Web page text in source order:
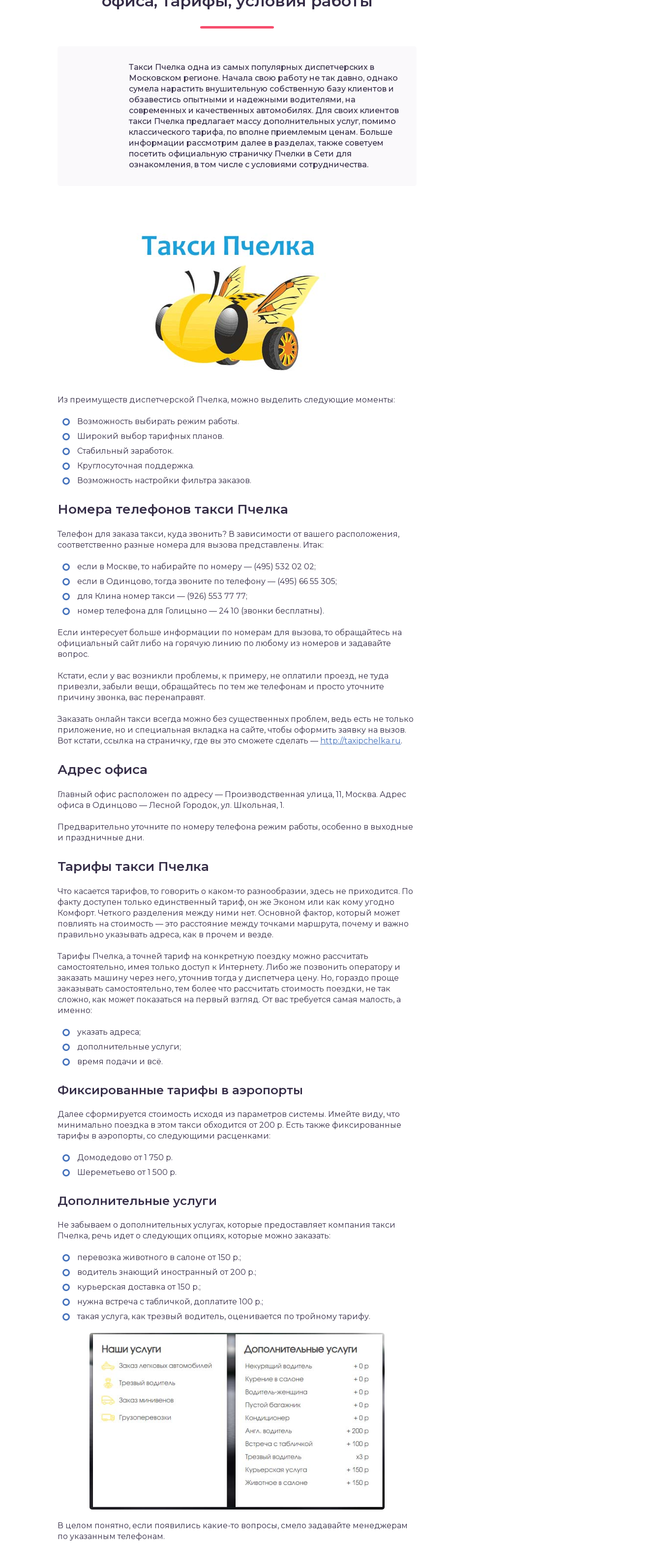
Такси Пчелка одна из самых популярных диспетчерских в
Московском регионе. Начала свою работу не так давно, однако
сумела нарастить внушительную собственную базу клиентов и
обзавестись опытными и надежными водителями, на
современных и качественных автомобилях. Для своих клиентов
такси Пчелка предлагает массу дополнительных услуг, помимо
классического тарифа, по вполне приемлемым ценам. Больше
информации рассмотрим далее в разделах, также советуем
посетить официальную страничку Пчелки в Сети для
ознакомления, в том числе с условиями сотрудничества.
Из преимуществ диспетчерской Пчелка, можно выделить следующие моменты:
Возможность выбирать режим работы.
Широкий выбор тарифных планов.
Стабильный заработок.
Круглосуточная поддержка.
Возможность настройки фильтра заказов.
Номера телефонов такси Пчелка
Телефон для заказа такси, куда звонить? В зависимости от вашего расположения,
соответственно разные номера для вызова представлены. Итак:
если в Москве, то набирайте по номеру — (495) 532 02 02;
если в Одинцово, тогда звоните по телефону — (495) 66 55 305;
для Клина номер такси — (926) 553 77 77;
номер телефона для Голицыно — 24 10 (звонки бесплатны).
Если интересует больше информации по номерам для вызова, то обращайтесь на
официальный сайт либо на горячую линию по любому из номеров и задавайте
вопрос.
Кстати, если у вас возникли проблемы, к примеру, не оплатили проезд, не туда
привезли, забыли вещи, обращайтесь по тем же телефонам и просто уточните
причину звонка, вас перенаправят.
Заказать онлайн такси всегда можно без существенных проблем, ведь есть не только
приложение, но и специальная вкладка на сайте, чтобы оформить заявку на вызов.
Вот кстати, ссылка на страничку, где вы это сможете сделать — http://taxipchelka.ru.
Адрес офиса
Главный офис расположен по адресу — Производственная улица, 11, Москва. Адрес
офиса в Одинцово — Лесной Городок, ул. Школьная, 1.
Предварительно уточните по номеру телефона режим работы, особенно в выходные
и праздничные дни.
Тарифы такси Пчелка
Что касается тарифов, то говорить о каком-то разнообразии, здесь не приходится. По
факту доступен только единственный тариф, он же Эконом или как кому угодно
Комфорт. Четкого разделения между ними нет. Основной фактор, который может
повлиять на стоимость — это расстояние между точками маршрута, почему и важно
правильно указывать адреса, как в прочем и везде.
Тарифы Пчелка, а точней тариф на конкретную поездку можно рассчитать
самостоятельно, имея только доступ к Интернету. Либо же позвонить оператору и
заказать машину через него, уточнив тогда у диспетчера цену. Но, гораздо проще
заказывать самостоятельно, тем более что рассчитать стоимость поездки, не так
сложно, как может показаться на первый взгляд. От вас требуется самая малость, а
именно:
указать адреса;
дополнительные услуги;
время подачи и всё.
Фиксированные тарифы в аэропорты
Далее сформируется стоимость исходя из параметров системы. Имейте виду, что
минимально поездка в этом такси обходится от 200 р. Есть также фиксированные
тарифы в аэропорты, со следующими расценками:
Домодедово от 1 750 р.
Шереметьево от 1 500 р.
Дополнительные услуги
Не забываем о дополнительных услугах, которые предоставляет компания такси
Пчелка, речь идет о следующих опциях, которые можно заказать:
перевозка животного в салоне от 150 р.;
водитель знающий иностранный от 200 р.;
курьерская доставка от 150 р.;
нужна встреча с табличкой, доплатите 100 р.;
такая услуга, как трезвый водитель, оценивается по тройному тарифу.
В целом понятно, если появились какие-то вопросы, смело задавайте менеджерам
по указанным телефонам.